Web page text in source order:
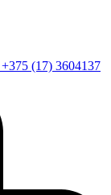
+375 (17) 3604137